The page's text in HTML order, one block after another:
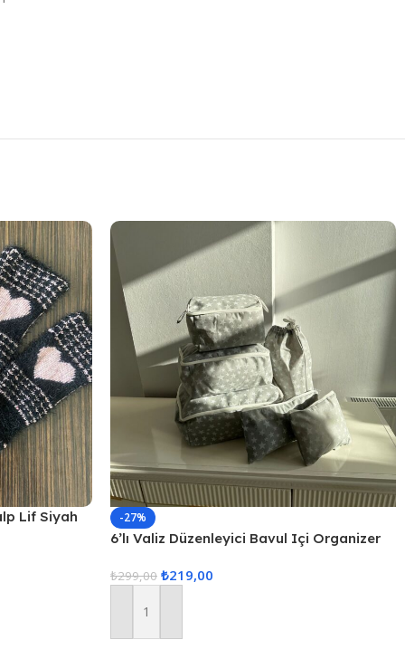
Lif Siyah
-27%
6’lı Valiz Düzenleyici Bavul Içi Organizer
₺299,00 ₺219,00
Sepete Ekle